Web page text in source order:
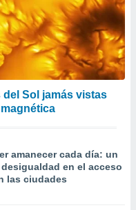
del Sol jamás vistas
amanecer cada día: un
en el acceso
las ciudades